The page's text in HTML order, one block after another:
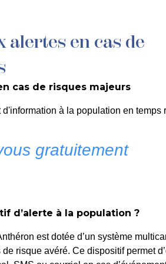
DÉCOUVRIR LA ROQUE
– rue
en cas de
cas de risques majeurs
à la population en temps
gratuitement
d’alerte à la population ?
est dotée d’un système
risque avéré. Ce dispositif permet